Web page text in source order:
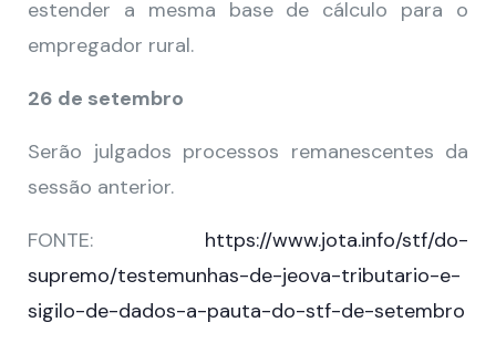
estender a mesma base de cálculo para o
empregador rural.
26 de setembro
Serão julgados processos remanescentes da
sessão anterior.
FONTE: https://www.jota.info/stf/do-
supremo/testemunhas-de-jeova-tributario-e-
sigilo-de-dados-a-pauta-do-stf-de-setembro